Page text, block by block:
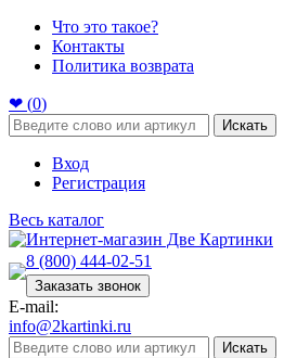
Что это такое?
Контакты
Политика возврата
❤ (0)
Искать
Вход
Регистрация
Весь каталог
8 (800) 444-02-51
Заказать звонок
E-mail:
info@2kartinki.ru
Искать